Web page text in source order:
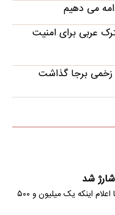
می دهیم
عربی برای امنیت
زخمی برجا گذاشت
معاون رفاه وزارت تعاون، کار و رفاه اجتماعی با اعلام اینکه یک میلیون و ۵۰۰